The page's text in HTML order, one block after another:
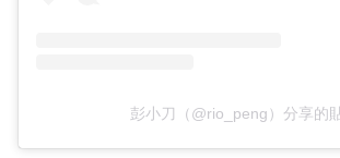
彭小刀（@rio_peng）分享的